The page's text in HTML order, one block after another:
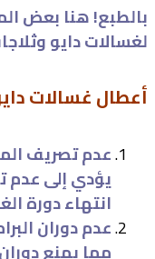
بالطبع! هنا بعض
لغسالات دايو
أعطال غسالات
عدم تصريف
يؤدي إلى عدم
انتهاء دورة
عدم دوران
مما يمنع